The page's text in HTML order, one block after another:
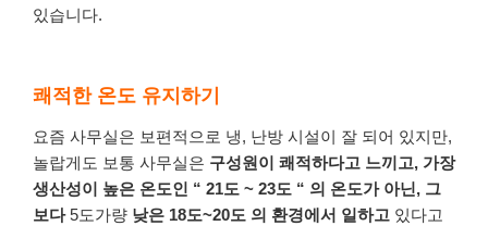
있습니다.
쾌적한 온도 유지하기
요즘 사무실은 보편적으로 냉, 난방 시설이 잘 되어 있지만,
놀랍게도 보통 사무실은 구성원이 쾌적하다고 느끼고, 가장
생산성이 높은 온도인 “ 21도 ~ 23도 “ 의 온도가 아닌, 그
보다 5도가량 낮은 18도~20도 의 환경에서 일하고 있다고